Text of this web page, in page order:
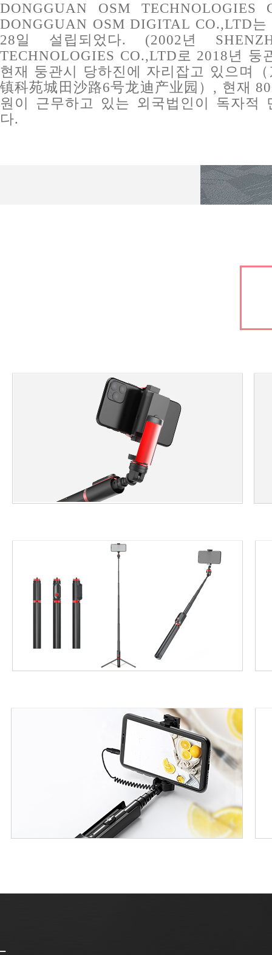
DONGGUAN OSM TECHNOLOGIES
DONGGUAN OSM DIGITAL CO.,LTD는
28일 설립되었다. (2002년
TECHNOLOGIES CO.,LTD로 2018년 둥
현재 둥관시 당하진에 자리잡고 있으며
镇科苑城田沙路6号龙迪产业园）, 현재
원이 근무하고 있는 외국법인이 독자적
다.